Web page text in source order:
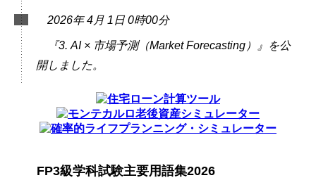
2026年 4月 1日 0時00分
『3. AI × 市場予測（Market Forecasting）』を公
開しました。
FP3級学科試験主要用語集2026